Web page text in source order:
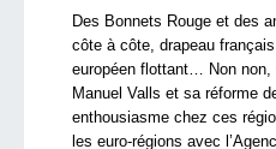
Des Bonnets Rouge et des
côte à côte, drapeau
européen flottant… Non non,
Manuel Valls et sa réforme
enthousiasme chez ces
les euro-régions avec